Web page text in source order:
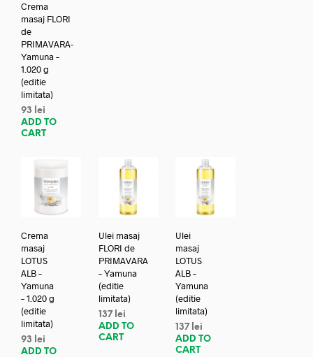
Crema
masaj FLORI
de
PRIMAVARA-
Yamuna –
1.020 g
(editie
limitata)
93
lei
ADD TO
CART
Crema
masaj
LOTUS
ALB –
Yamuna
– 1.020 g
(editie
limitata)
93
lei
ADD TO
Ulei masaj
FLORI de
PRIMAVARA
– Yamuna
(editie
limitata)
137 lei
ADD TO
CART
Ulei
masaj
LOTUS
ALB –
Yamuna
(editie
limitata)
137 lei
ADD TO
CART